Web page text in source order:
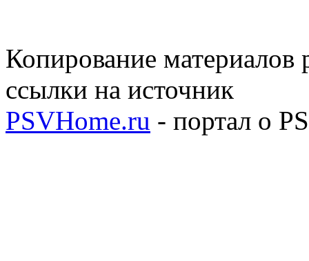
Копирование материалов
ссылки на источник
PSVHome.ru - портал о